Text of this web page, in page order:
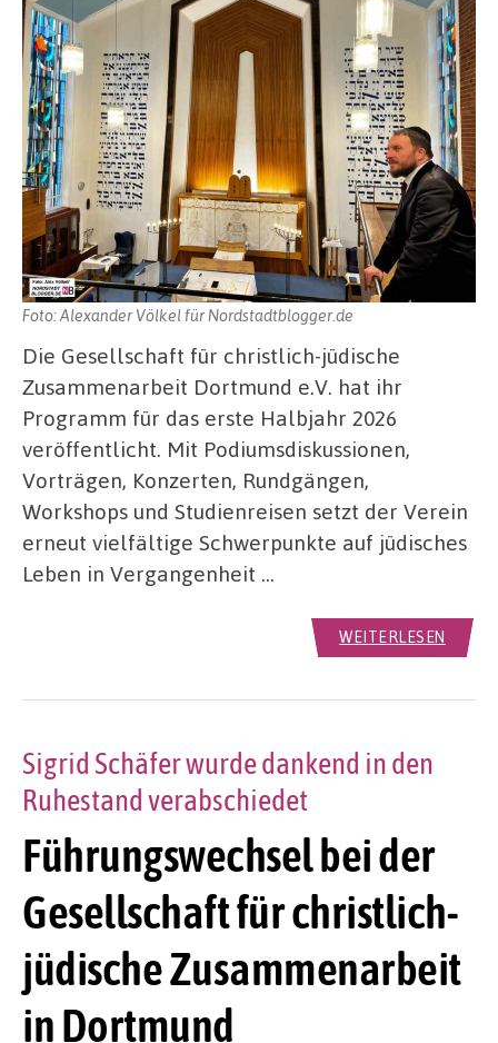
Foto: Alexander Völkel für Nordstadtblogger.de
Die Gesellschaft für christlich-jüdische
Zusammenarbeit Dortmund e.V. hat ihr
Programm für das erste Halbjahr 2026
veröffentlicht. Mit Podiumsdiskussionen,
Vorträgen, Konzerten, Rundgängen,
Workshops und Studienreisen setzt der Verein
erneut vielfältige Schwerpunkte auf jüdisches
Leben in Vergangenheit …
WEITERLESEN
Führungswechsel bei der
Gesellschaft für christlich-
jüdische Zusammenarbeit
in Dortmund
Sigrid Schäfer wurde dankend in den
Ruhestand verabschiedet